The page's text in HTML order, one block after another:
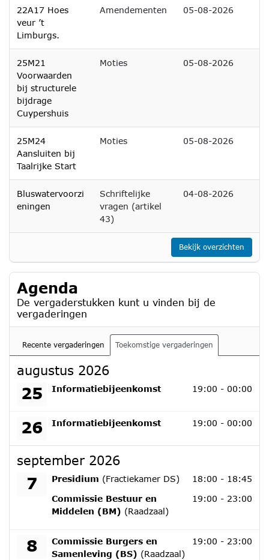
22A17 Hoes
veur ’t
Limburgs.
Amendementen 05-08-2026
25M21
Voorwaarden
bij structurele
bijdrage
Cuypershuis
Moties 05-08-2026
25M24
Aansluiten bij
Taalrijke Start
Moties 05-08-2026
Bluswatervoorzi
eningen
Schriftelijke
vragen (artikel
43)
04-08-2026
Bekijk overzichten
Agenda
De vergaderstukken kunt u vinden bij de
vergaderingen
Recente vergaderingen Toekomstige vergaderingen
augustus 2026
25 Informatiebijeenkomst
dinsdag 25 augustus 2026 19:00 - 00:00
26 Informatiebijeenkomst
woensdag 26 augustus 2026 19:00 - 00:00
september 2026
7 Presidium (Fractiekamer DS)
maandag 7 september 2026
18:00 - 18:45
Commissie Bestuur en
Middelen (BM) (Raadzaal)
maandag 7 september 2026 19:00 - 23:00
8
Commissie Burgers en
Samenleving (BS) (Raadzaal)
dinsdag 8 september 2026 19:00 - 23:00